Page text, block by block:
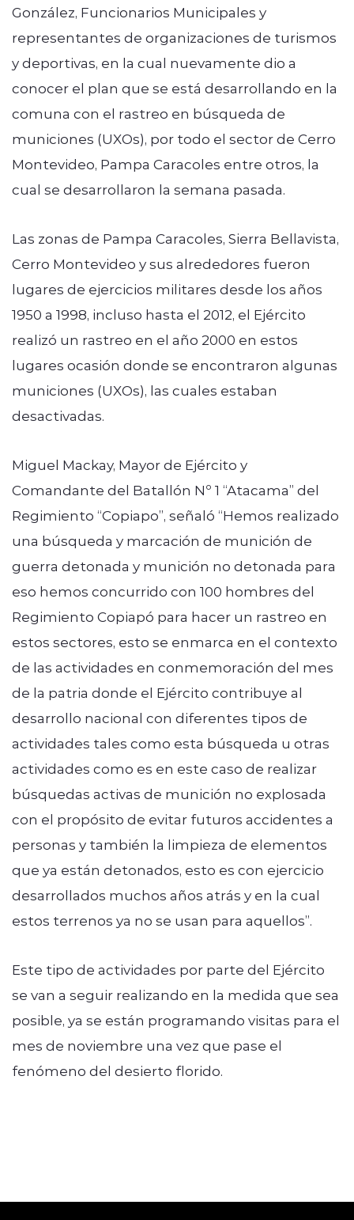
González, Funcionarios Municipales y
representantes de organizaciones de turismos
y deportivas, en la cual nuevamente dio a
conocer el plan que se está desarrollando en la
comuna con el rastreo en búsqueda de
municiones (UXOs), por todo el sector de Cerro
Montevideo, Pampa Caracoles entre otros, la
cual se desarrollaron la semana pasada.
Las zonas de Pampa Caracoles, Sierra Bellavista,
Cerro Montevideo y sus alrededores fueron
lugares de ejercicios militares desde los años
1950 a 1998, incluso hasta el 2012, el Ejército
realizó un rastreo en el año 2000 en estos
lugares ocasión donde se encontraron algunas
municiones (UXOs), las cuales estaban
desactivadas.
Miguel Mackay, Mayor de Ejército y
Comandante del Batallón Nº 1 “Atacama” del
Regimiento “Copiapo”, señaló “Hemos realizado
una búsqueda y marcación de munición de
guerra detonada y munición no detonada para
eso hemos concurrido con 100 hombres del
Regimiento Copiapó para hacer un rastreo en
estos sectores, esto se enmarca en el contexto
de las actividades en conmemoración del mes
de la patria donde el Ejército contribuye al
desarrollo nacional con diferentes tipos de
actividades tales como esta búsqueda u otras
actividades como es en este caso de realizar
búsquedas activas de munición no explosada
con el propósito de evitar futuros accidentes a
personas y también la limpieza de elementos
que ya están detonados, esto es con ejercicio
desarrollados muchos años atrás y en la cual
estos terrenos ya no se usan para aquellos”.
Este tipo de actividades por parte del Ejército
se van a seguir realizando en la medida que sea
posible, ya se están programando visitas para el
mes de noviembre una vez que pase el
fenómeno del desierto florido.